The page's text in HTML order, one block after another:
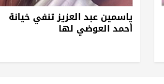
ياسمين عبد العزيز تنفي خيانة
أحمد العوضي لها